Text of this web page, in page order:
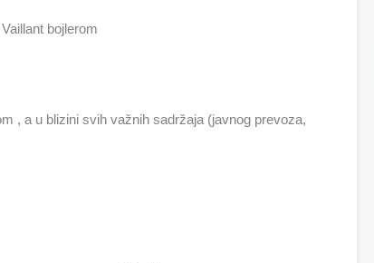
bojlerom
, a u blizini svih važnih sadržaja (javnog prevoza,